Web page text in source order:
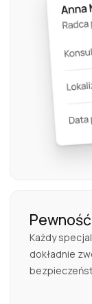
Każdy
dokładnie